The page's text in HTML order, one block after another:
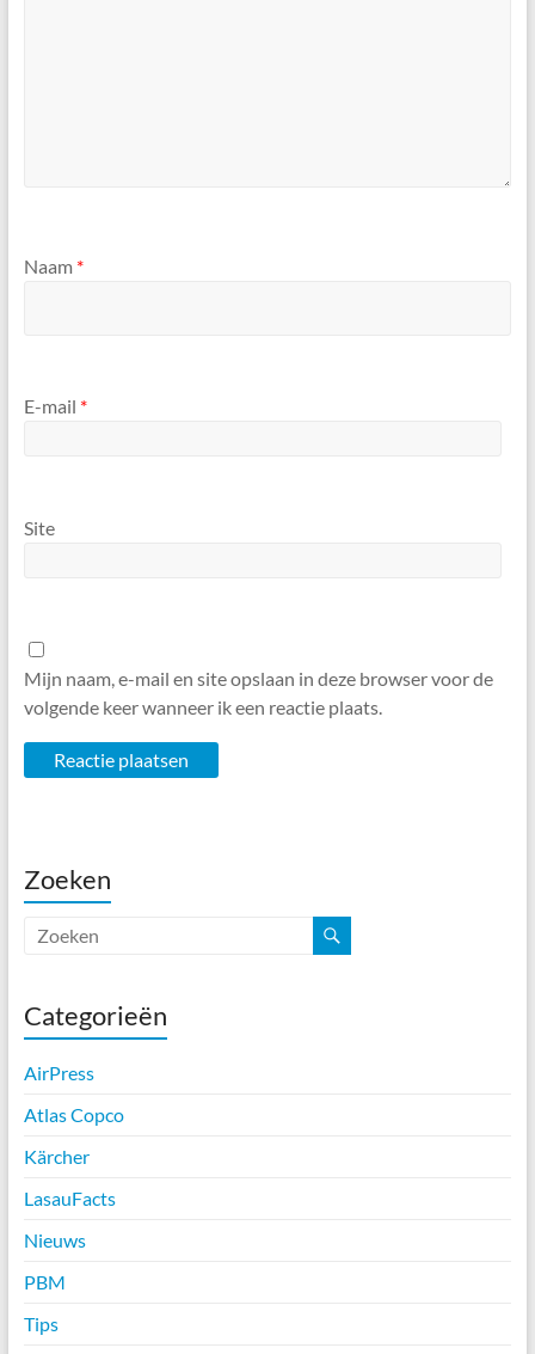
Naam *
E-mail *
Site
Mijn naam, e-mail en site opslaan in deze browser voor de
volgende keer wanneer ik een reactie plaats.
Zoeken
Categorieën
AirPress
Atlas Copco
Kärcher
LasauFacts
Nieuws
PBM
Tips